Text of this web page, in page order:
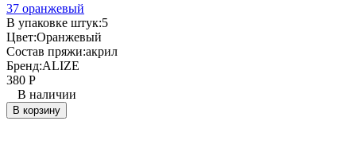
37 оранжевый
В упаковке штук:5
Цвет:Оранжевый
Состав пряжи:акрил
Бренд:ALIZE
380 Р
В наличии
В корзину